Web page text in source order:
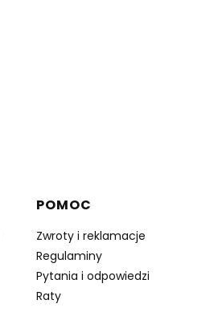
POMOC
Zwroty i reklamacje
Regulaminy
Pytania i odpowiedzi
Raty